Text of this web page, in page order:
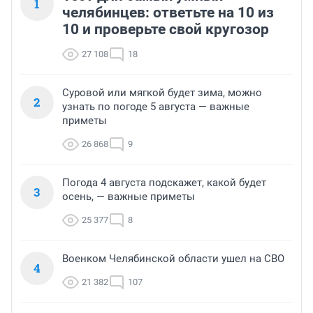
1
челябинцев: ответьте на 10 из
10 и проверьте свой кругозор
27 108 18
2
Суровой или мягкой будет зима, можно
узнать по погоде 5 августа — важные
приметы
26 868 9
3
Погода 4 августа подскажет, какой будет
осень, — важные приметы
25 377 8
4
Военком Челябинской области ушел на СВО
21 382 107